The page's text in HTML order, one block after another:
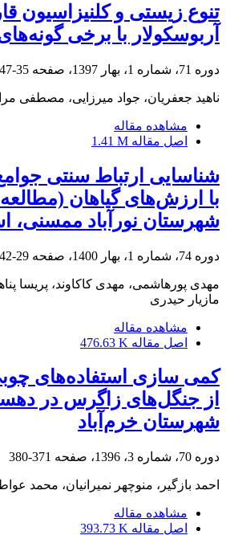
تنوع زیستی و کلنیزاسیون
آربوسکولار با برخی
دوره 71، شماره 1، بهار 1397، صفحه 35-47
ناهید جعفریان، جواد میرزایی، مصطفی
مشاهده مقاله
اصل مقاله 1.41 M
شناسایی ارتباط سنتی
با ارزش‌های گیاهان
شهرستان نورآباد ممسنی،
دوره 74، شماره 1، بهار 1400، صفحه 29-42
مهدی پورهاشمی، مهدی کاکاوند، پریسا
مازیار حیدری
مشاهده مقاله
اصل مقاله 476.63 K
کمی سازی استفاده‌های
از جنگل‌های زاگرس در
شهرستان خرم‌آباد
دوره 70، شماره 3، 1396، صفحه 371-380
احمد بازگیر، منوچهر نمیرانیان، محمد
مشاهده مقاله
اصل مقاله 393.73 K